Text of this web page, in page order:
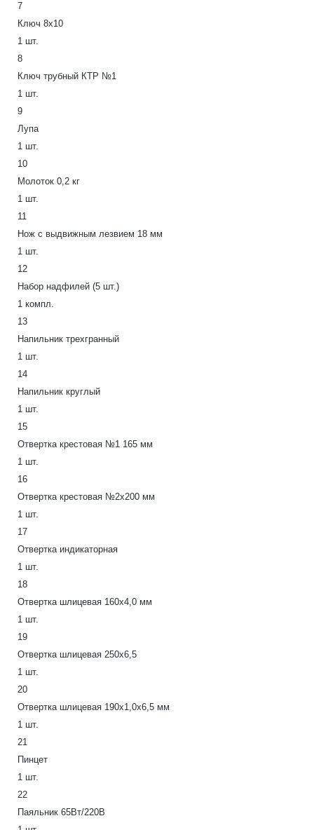
7
Ключ 8х10
1 шт.
8
Ключ трубный КТР №1
1 шт.
9
Лупа
1 шт.
10
Молоток 0,2 кг
1 шт.
11
Нож с выдвижным лезвием 18 мм
1 шт.
12
Набор надфилей (5 шт.)
1 компл.
13
Напильник трехгранный
1 шт.
14
Напильник круглый
1 шт.
15
Отвертка крестовая №1 165 мм
1 шт.
16
Отвертка крестовая №2х200 мм
1 шт.
17
Отвертка индикаторная
1 шт.
18
Отвертка шлицевая 160х4,0 мм
1 шт.
19
Отвертка шлицевая 250х6,5
1 шт.
20
Отвертка шлицевая 190х1,0х6,5 мм
1 шт.
21
Пинцет
1 шт.
22
Паяльник 65Вт/220В